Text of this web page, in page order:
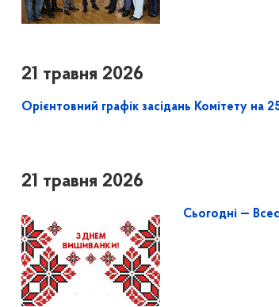
21 травня 2026
Орієнтовний графік засідань Комітету на
21 травня 2026
Сьогодні —